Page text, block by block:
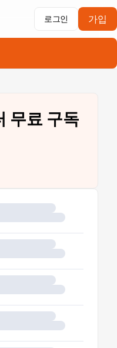
가입
로그인
무료 구독